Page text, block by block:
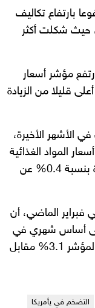
بارتفاع تكاليف
حيث شكلت أكثر
مؤشر أسعار
وهو أعلى قليلا من الزيادة
الأشهر الأخيرة،
المواد الغذائية
والطاقة المتقلبة، التوقعات، مسجلا زيادة بنسبة 0.4% عن
فبراير الماضي، أن
ارتفع 0.3% على أساس شهري في
ينايرالماضي، وعلى أساس سنوي، ارتفع المؤشر 3.1% مقابل
التضخم في يأمريكا